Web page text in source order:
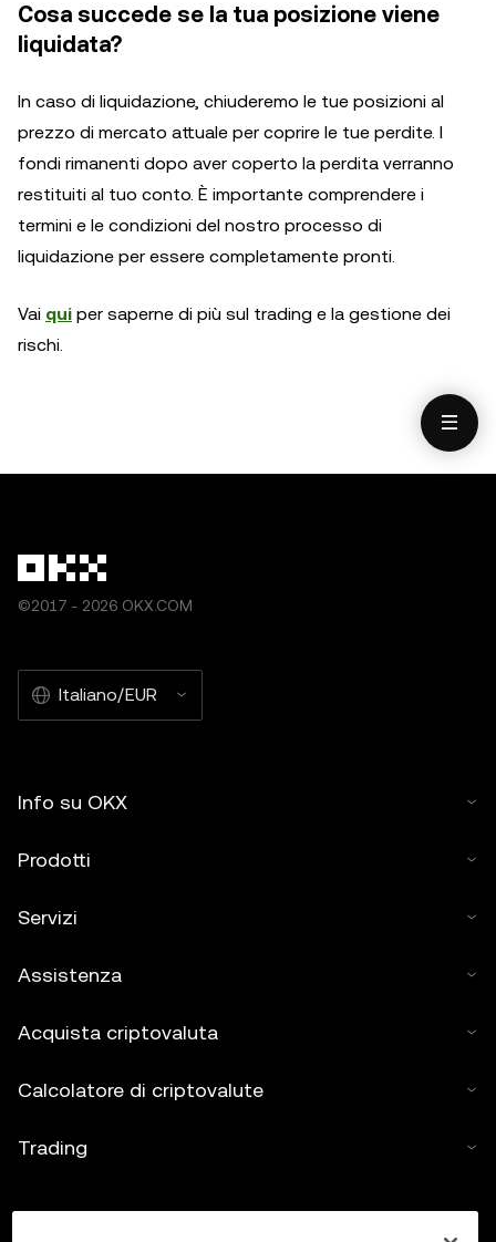
Cosa succede se la tua posizione viene
liquidata?
In caso di liquidazione, chiuderemo le tue posizioni al
prezzo di mercato attuale per coprire le tue perdite. I
fondi rimanenti dopo aver coperto la perdita verranno
restituiti al tuo conto. È importante comprendere i
termini e le condizioni del nostro processo di
liquidazione per essere completamente pronti.
Vai qui per saperne di più sul trading e la gestione dei
rischi.
©2017 - 2026 OKX.COM
Italiano/EUR
Info su OKX
Prodotti
Servizi
Assistenza
Acquista criptovaluta
Calcolatore di criptovalute
Trading